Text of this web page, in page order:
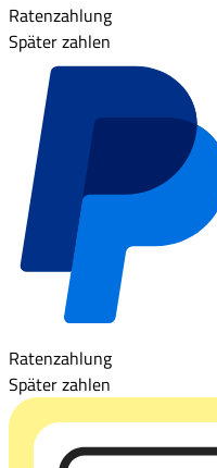
Ratenzahlung
Später zahlen
Ratenzahlung
Später zahlen